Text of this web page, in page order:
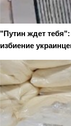
"Путин ждет
избиение